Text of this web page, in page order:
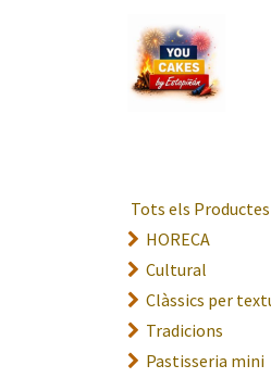
Tots els Productes
HORECA
Cultural
Clàssics per
Tradicions
Pastisseria mini